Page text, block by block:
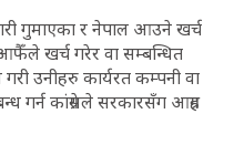
गुमाएका र नेपाल आउने खर्च
खर्च गरेर वा सम्बन्धित
उनीहरु कार्यरत कम्पनी वा
गर्न कांग्रेसले सरकारसँग आग्रह